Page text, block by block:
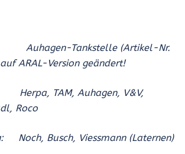
Auhagen-Tankstelle (Artikel-Nr.
ARAL-Version geändert!
TAM, Auhagen, V&V,
Roco
Noch, Busch, Viessmann (Laternen)